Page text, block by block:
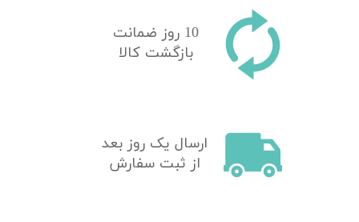
10 روز ضمانت
بازگشت کالا
​ارسال یک روز بعد
از ثبت سفارش